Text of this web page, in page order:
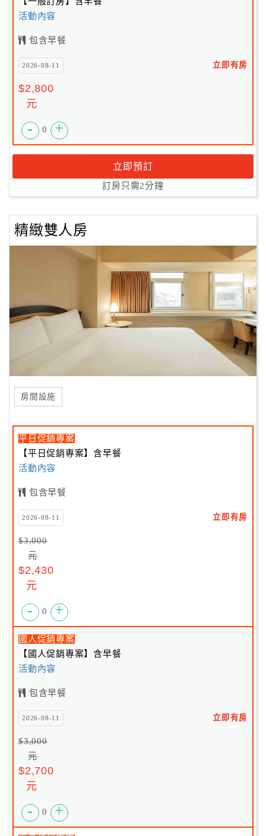
活動內容
包含早餐
2026-08-11 立即有房
$2,800
元
- 0 +
立即預訂
訂房只需2分鐘
精緻雙人房
房間設施
平日促銷專案
【平日促銷專案】含早餐
活動內容
包含早餐
2026-08-11 立即有房
$3,000
元
$2,430
元
- 0 +
國人促銷專案
【國人促銷專案】含早餐
活動內容
包含早餐
2026-08-11 立即有房
$3,000
元
$2,700
元
- 0 +